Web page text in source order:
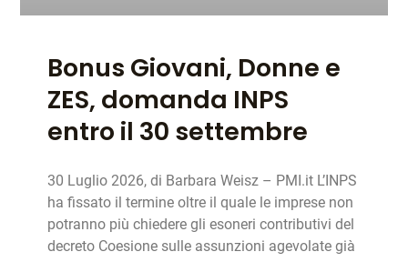
Bonus Giovani, Donne e
ZES, domanda INPS
entro il 30 settembre
30 Luglio 2026, di Barbara Weisz – PMI.it L’INPS
ha fissato il termine oltre il quale le imprese non
potranno più chiedere gli esoneri contributivi del
decreto Coesione sulle assunzioni agevolate già